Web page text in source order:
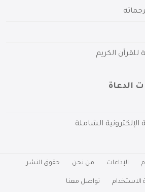
الكريم
الدعاة
الشاملة
الإذاعات من نحن حقوق النشر
الاستخدام تواصل معنا